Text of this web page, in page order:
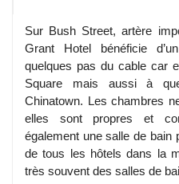
Sur Bush Street, artère
Grant Hotel bénéficie
quelques pas du cable car
Square mais aussi à
Chinatown. Les chambres
elles sont propres et
également une salle de bain
de tous les hôtels dans la
très souvent des salles de